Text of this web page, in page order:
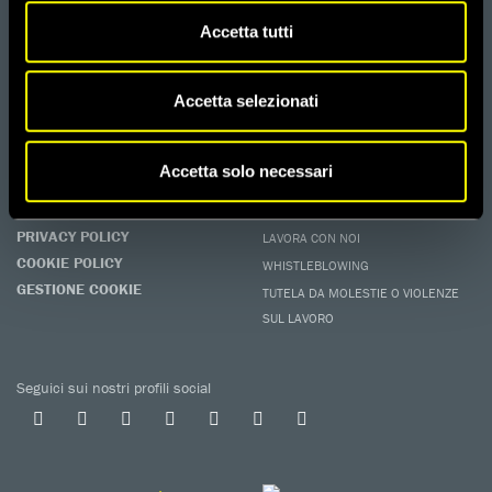
Accetta tutti
Accetta selezionati
Accetta solo necessari
Difendi i diritti umani, in prima persona.
EDUCARE AI DIRITTI UMANI
ATTIVATI
Metti a disposizione il tuo tempo.
CONTATTACI
PRIVACY POLICY
COOKIE POLICY
GESTIONE COOKIE
LAVORA CON NOI
WHISTLEBLOWING
TUTELA DA MOLESTIE O VIOLENZE
SUL LAVORO
Seguici sui nostri profili social